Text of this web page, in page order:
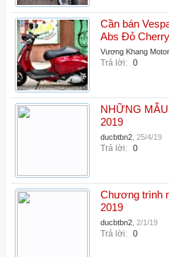
Cần bán
Abs Đỏ
Vương Khang Motor
Trả lời: 0
NHỮNG
2019
ducbtbn2 25/4/19
Trả lời: 0
Chương trình
2019
ducbtbn2 2/1/19
Trả lời: 0